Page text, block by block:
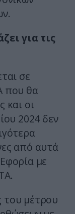
για τις
σε
που θα
και οι
2024 δεν
από αυτά
με
μέτρου